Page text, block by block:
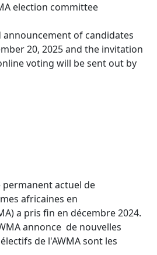
election committee
announcement of candidates
20, 2025 and the invitation
voting will be sent out by
actuel de
africaines en
a pris fin en décembre 2024.
annonce de nouvelles
de l'AWMA sont les